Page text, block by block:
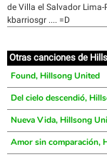
de Villa el Salvador Lima-
kbarriosgr .... =D
Otras canciones de
Found, Hillsong United
Del cielo descendió,
Nueva Vida, Hillsong
Amor sin comparación,